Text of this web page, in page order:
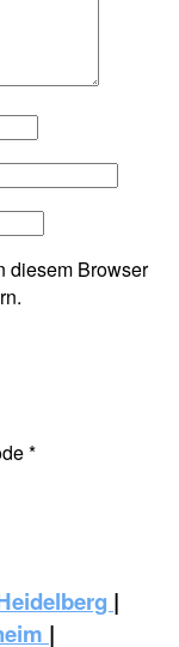
diesem Browser
*
|
|